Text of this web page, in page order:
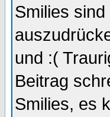
Smilies
und :(
Beitrag
Smilies, es